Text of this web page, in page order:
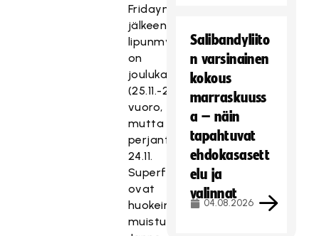
Fridayn
jälkeen
lipunmyynnissä
on
joulukampanjan
(25.11.-26.12.)
vuoro,
mutta
perjantaina
24.11.
Superfinaaliliput
ovat
huokeimmillaan,
muistuttaa
Salibandyliito
n varsinainen
kokous
marraskuuss
a – näin
tapahtuvat
ehdokasasett
elu ja
valinnat
04.08.2026